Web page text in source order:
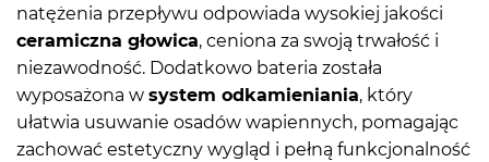
natężenia przepływu odpowiada wysokiej jakości
ceramiczna głowica, ceniona za swoją trwałość i
niezawodność. Dodatkowo bateria została
wyposażona w system odkamieniania, który
ułatwia usuwanie osadów wapiennych, pomagając
zachować estetyczny wygląd i pełną funkcjonalność